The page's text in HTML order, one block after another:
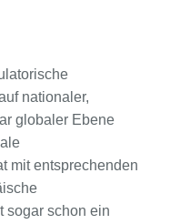
nationaler,
globaler Ebene
mit entsprechenden
sogar schon ein